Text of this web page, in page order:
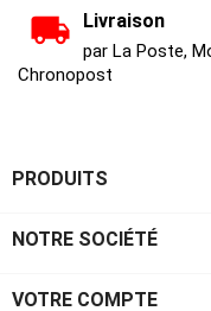
Livraison
par La Poste,
Chronopost
PRODUITS
NOTRE SOCIÉTÉ
VOTRE COMPTE